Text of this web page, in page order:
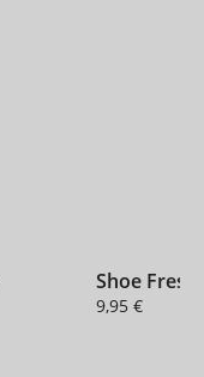
Shoe Fresh
9,95 €